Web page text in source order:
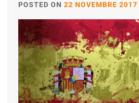
POSTED ON 22 NOVEMBRE 2017